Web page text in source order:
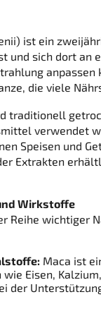
ist ein
und sich dort an
die viele
traditionell
verwendet
Speisen und
Extrakten
Wirkstoffe
Reihe wichtiger
Maca ist
Eisen,
der